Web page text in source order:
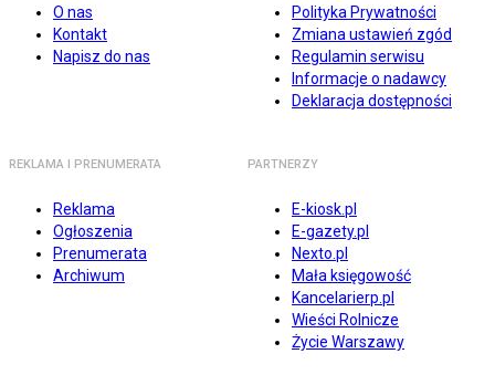
O nas
Kontakt
Napisz do nas
Polityka Prywatności
Zmiana ustawień zgód
Regulamin serwisu
Informacje o nadawcy
Deklaracja dostępności
REKLAMA I PRENUMERATA
Reklama
Ogłoszenia
Prenumerata
Archiwum
PARTNERZY
E-kiosk.pl
E-gazety.pl
Nexto.pl
Mała księgowość
Kancelarierp.pl
Wieści Rolnicze
Życie Warszawy